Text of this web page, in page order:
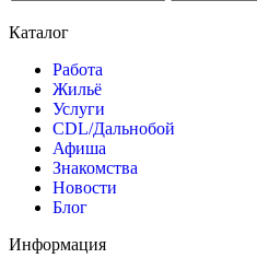
Каталог
Работа
Жильё
Услуги
CDL/Дальнобой
Афиша
Знакомства
Новости
Блог
Информация